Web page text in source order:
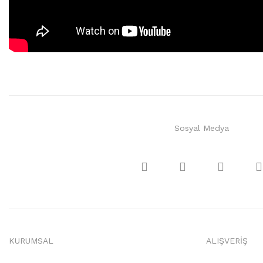
Sosyal Medya
KURUMSAL ALIŞVERİŞ